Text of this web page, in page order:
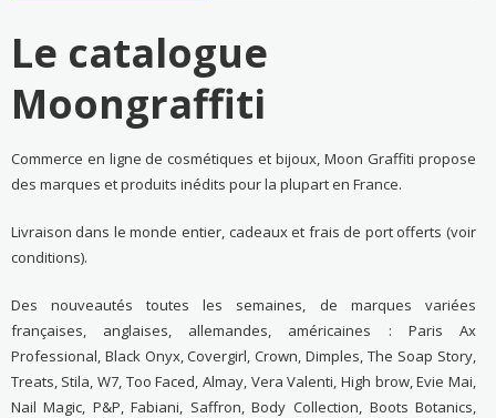
Le catalogue
Moongraffiti
Commerce en ligne de cosmétiques et bijoux, Moon Graffiti propose
des marques et produits inédits pour la plupart en France.
Livraison dans le monde entier, cadeaux et frais de port offerts (voir
conditions).
Des nouveautés toutes les semaines, de marques variées
françaises, anglaises, allemandes, américaines : Paris Ax
Professional, Black Onyx, Covergirl, Crown, Dimples, The Soap Story,
Treats, Stila, W7, Too Faced, Almay, Vera Valenti, High brow, Evie Mai,
Nail Magic, P&P, Fabiani, Saffron, Body Collection, Boots Botanics,